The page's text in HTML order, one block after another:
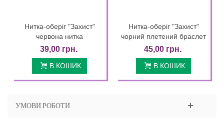
Нитка-оберіг "Захист"
червона нитка
39,00 грн.
В КОШИК
Нитка-оберіг "Захист"
чорний плетений браслет
45,00 грн.
В КОШИК
УМОВИ РОБОТИ